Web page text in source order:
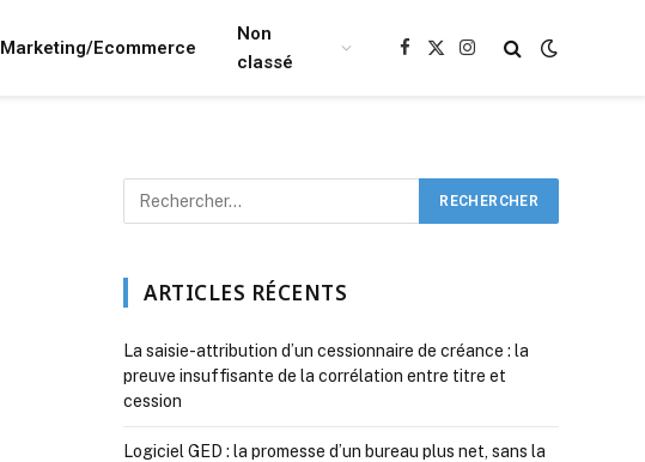
Marketing/Ecommerce
Non
classé
Facebook
X
Instagram
ARTICLES RÉCENTS
La saisie-attribution d’un cessionnaire de créance : la
preuve insuffisante de la corrélation entre titre et
cession
Logiciel GED : la promesse d’un bureau plus net, sans la